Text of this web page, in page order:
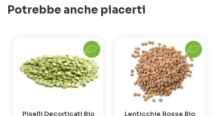
Potrebbe anche piacerti
Piselli Decorticati Bio Lenticchie Rosse Bio